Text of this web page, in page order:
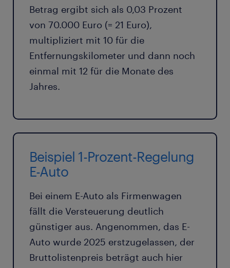
Betrag ergibt sich als 0,03 Prozent
von 70.000 Euro (= 21 Euro),
multipliziert mit 10 für die
Entfernungskilometer und dann noch
einmal mit 12 für die Monate des
Jahres.
Beispiel 1-Prozent-Regelung
E-Auto
Bei einem E-Auto als Firmenwagen
fällt die Versteuerung deutlich
günstiger aus. Angenommen, das E-
Auto wurde 2025 erstzugelassen, der
Bruttolistenpreis beträgt auch hier